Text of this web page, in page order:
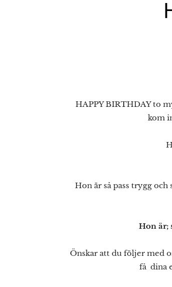
HAPPY BIRTHDAY to
kom
Hon är så pass trygg
Hon är;
Önskar att du följer med
få dina